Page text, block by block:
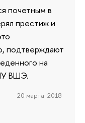
почетным в
престиж и
подтверждают
на
ВШЭ.
20 марта 2018